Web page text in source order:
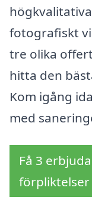
fotografiskt
tre olika
hitta den
Kom igång
med
Få 3
förpliktelser